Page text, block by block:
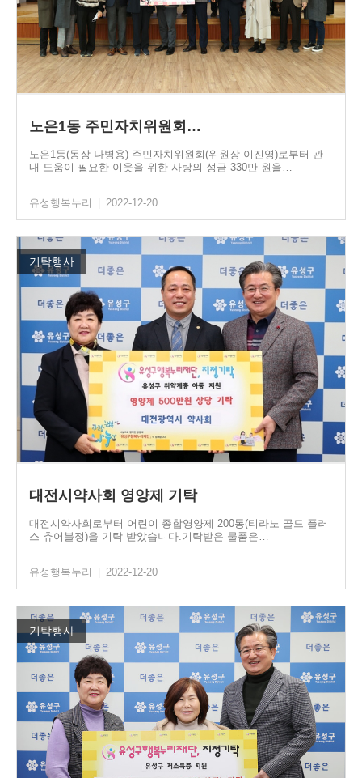
노은1동 주민자치위원회…
노은1동(동장 나병용) 주민자치위원회(위원장 이진영)로부터 관
내 도움이 필요한 이웃을 위한 사랑의 성금 330만 원을…
유성행복누리 2022-12-20
기탁행사
대전시약사회 영양제 기탁
대전시약사회로부터 어린이 종합영양제 200통(티라노 골드 플러
스 츄어블정)을 기탁 받았습니다.기탁받은 물품은…
유성행복누리 2022-12-20
기탁행사